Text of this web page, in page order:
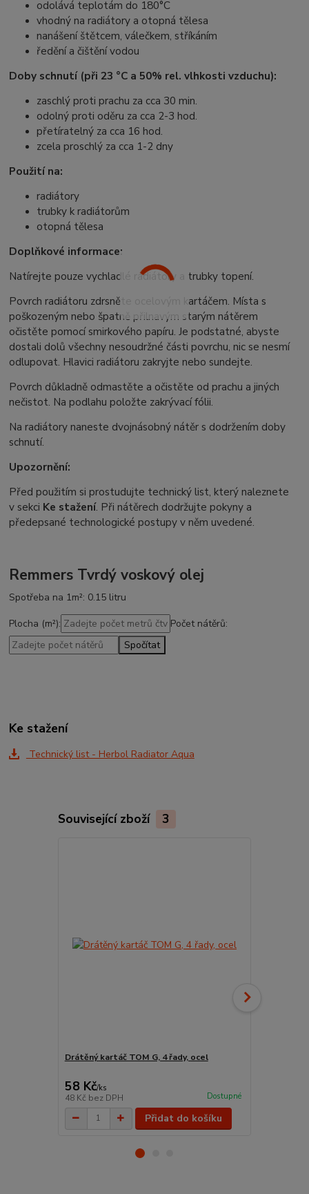
odolává teplotám do 180°C
vhodný na radiátory a otopná tělesa
nanášení štětcem, válečkem, stříkáním
ředění a čištění vodou
Doby schnutí (při 23 °C a 50% rel. vlhkosti vzduchu):
zaschlý proti prachu za cca 30 min.
odolný proti oděru za cca 2-3 hod.
přetíratelný za cca 16 hod.
zcela proschlý za cca 1-2 dny
Použití na:
radiátory
trubky k radiátorům
otopná tělesa
Doplňkové informace:
Natírejte pouze vychladlé radiátory a trubky topení.
Povrch radiátoru zdrsněte ocelovým kartáčem. Místa s
poškozeným nebo špatně přilnavým starým nátěrem
očistěte pomocí smirkového papíru. Je podstatné, abyste
dostali dolů všechny nesoudržné části povrchu, nic se nesmí
odlupovat. Hlavici radiátoru zakryjte nebo sundejte.
Povrch důkladně odmastěte a očistěte od prachu a jiných
nečistot. Na podlahu položte zakrývací fólii.
Na radiátory naneste dvojnásobný nátěr s dodržením doby
schnutí.
Upozornění:
Před použitím si prostudujte technický list, který naleznete
v sekci Ke stažení. Při nátěrech dodržujte pokyny a
předepsané technologické postupy v něm uvedené.
Remmers Tvrdý voskový olej
Spotřeba na 1m²: 0.15 litru
Plocha (m²):
Počet nátěrů:
Spočítat
Ke stažení
Technický list - Herbol Radiator Aqua
Související zboží 3
Drátěný kartáč TOM G, 4 řady, ocel
58 Kč/ks
48 Kč bez DPH Dostupné
Přidat do košíku